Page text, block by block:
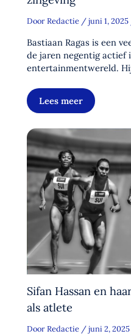
Door Redactie /juni 1, 2025
Bastiaan Ragas is een
de jaren negentig actief
entertainmentwereld.
Lees meer
Sifan Hassan en
als atlete
Door Redactie /juni 2, 2025